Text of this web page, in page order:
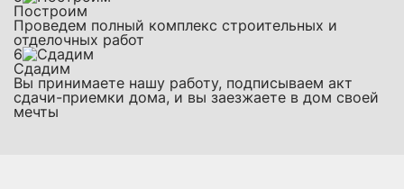
Построим
Проведем полный комплекс строительных и
отделочных работ
6
Сдадим
Вы принимаете нашу работу, подписываем акт
сдачи-приемки дома, и вы заезжаете в дом своей
мечты